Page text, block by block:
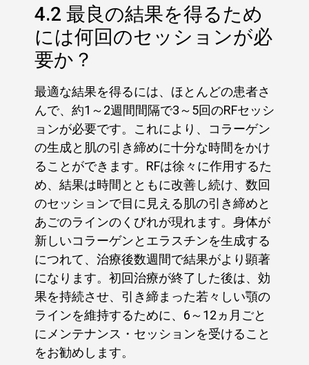
4.2 最良の結果を得るため
には何回のセッションが必
要か？
最適な結果を得るには、ほとんどの患者さ
んで、約1～2週間間隔で3～5回のRFセッシ
ョンが必要です。これにより、コラーゲン
の生成と肌の引き締めに十分な時間をかけ
ることができます。RFは徐々に作用するた
め、結果は時間とともに改善し続け、数回
のセッションで目に見える肌の引き締めと
あごのラインのくびれが現れます。身体が
新しいコラーゲンとエラスチンを生成する
につれて、治療後数週間で結果がより顕著
になります。初回治療が終了した後は、効
果を持続させ、引き締まった若々しい顎の
ラインを維持するために、6～12ヵ月ごと
にメンテナンス・セッションを受けること
をお勧めします。